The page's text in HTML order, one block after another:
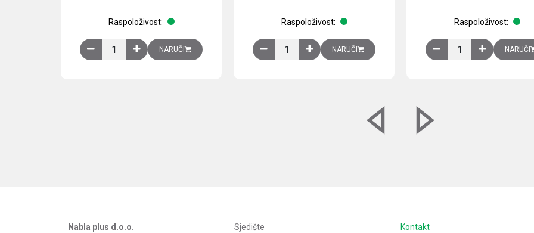
Raspoloživost:
Obična montažna ploča V1000xŠ800mm, galvanizirani čelični lim količina
NARUČI
Raspoloživost:
Ventilator 255(290) m3/h, 40 W, 230V AC, 50/60 Hz, RAL 7035,
NARUČI
Raspoloživost:
Izlazna rešetka saNARUČI
Nabla plus d.o.o.
Sjedište
Kontakt